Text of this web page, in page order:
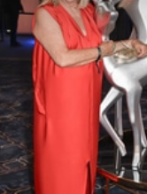
darüber, wie Ihre
und legen Sie Ihre
fest.
um Inhalte
für soziale
Zugriffe auf unsere
geben wir
Website an